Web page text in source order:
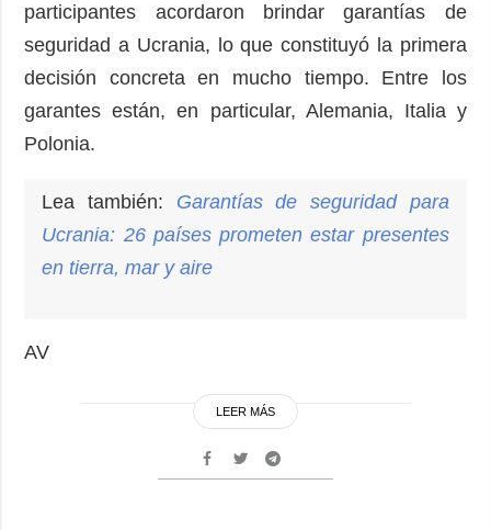
participantes acordaron brindar garantías de
seguridad a Ucrania, lo que constituyó la primera
decisión concreta en mucho tiempo. Entre los
garantes están, en particular, Alemania, Italia y
Polonia.
Lea también: Garantías de seguridad para
Ucrania: 26 países prometen estar presentes
en tierra, mar y aire
AV
LEER MÁS